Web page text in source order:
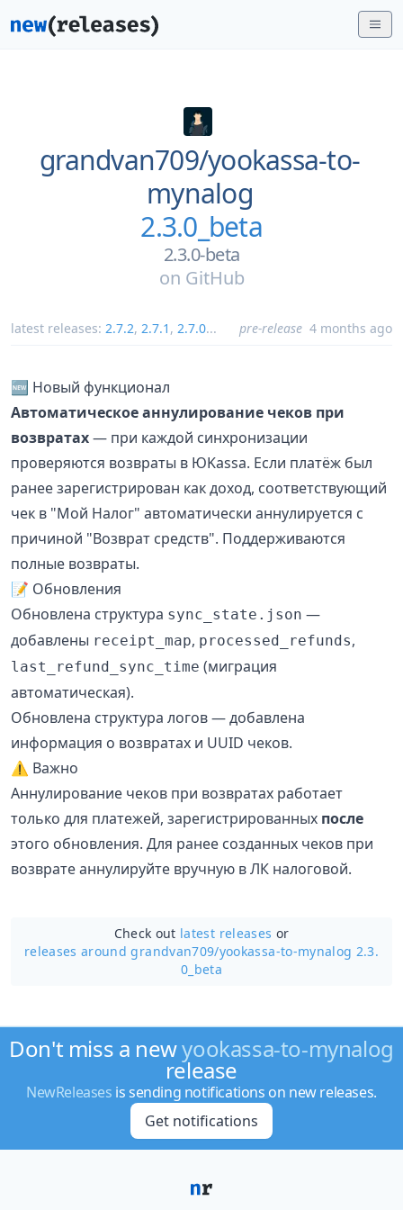
grandvan709/yookassa-to-
mynalog
2.3.0_beta
2.3.0-beta
on GitHub
latest releases: 2.7.2, 2.7.1 , 2.7.0... pre-release 4 months ago
🆕 Новый функционал
Автоматическое аннулирование чеков при
возвратах— при каждой синхронизации
проверяются возвраты в ЮKassa. Если платёж был
ранее зарегистрирован как доход, соответствующий
чек в "Мой Налог" автоматически аннулируется с
причиной "Возврат средств". Поддерживаются
полные возвраты.
📝 Обновления
Обновлена структура sync_state.json —
добавлены receipt_map, processed_refunds,
last_refund_sync_time (миграция
автоматическая).
Обновлена структура логов — добавлена
информация о возвратах и UUID чеков.
⚠️ Важно
Аннулирование чеков при возвратах работает
только для платежей, зарегистрированных после
этого обновления. Для ранее созданных чеков при
возврате аннулируйте вручную в ЛК налоговой.
Check out latest releases or
releases around grandvan709/yookassa-to-mynalog 2.3.
0_beta
Don't miss a newyookassa-to-mynalog
release
NewReleases is sending notifications on new releases.
Get notifications